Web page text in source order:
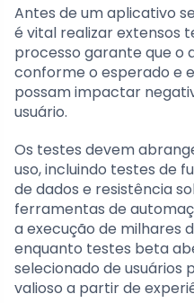
Antes de um aplicativo
é vital realizar extensos
processo garante que o
conforme o esperado e
possam impactar
usuário.
Os testes devem
uso, incluindo testes de
de dados e resistência
ferramentas de
a execução de milhares
enquanto testes beta
selecionado de
valioso a partir de